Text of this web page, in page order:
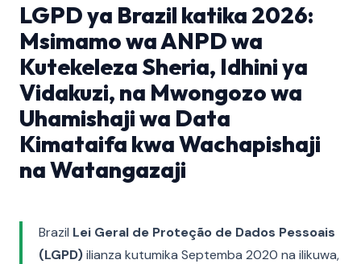
LGPD ya Brazil katika 2026:
Msimamo wa ANPD wa
Kutekeleza Sheria, Idhini ya
Vidakuzi, na Mwongozo wa
Uhamishaji wa Data
Kimataifa kwa Wachapishaji
na Watangazaji
Brazil Lei Geral de Proteção de Dados Pessoais
(LGPD)ilianza kutumika Septemba 2020 na ilikuwa,